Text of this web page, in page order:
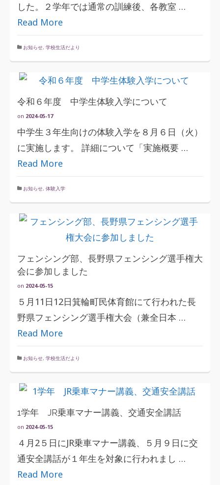
した。２学年では通常の訓練後、各教室 …
Read More
お知らせ, 学校生活だより
令和６年度 中学生体験入学について
on 2024-05-17
中学生３年生向けの体験入学を８月６日（火）
に実施します。 詳細について「実施概要 …
Read More
お知らせ, 体験入学
フェンシング部、長野県フェンシング選手権大
会に参加しました
on 2024-05-15
５月11日12日箕輪町民体育館にて行われた長
野県フェンシング選手権大会（兼全日本 …
Read More
お知らせ, 学校生活だより
1学年 JR乗車マナー講義、交通安全講話
on 2024-05-15
４月2５日にJR乗車マナー講義、５月９日に交
通安全講話が１年生を対象に行われまし …
Read More